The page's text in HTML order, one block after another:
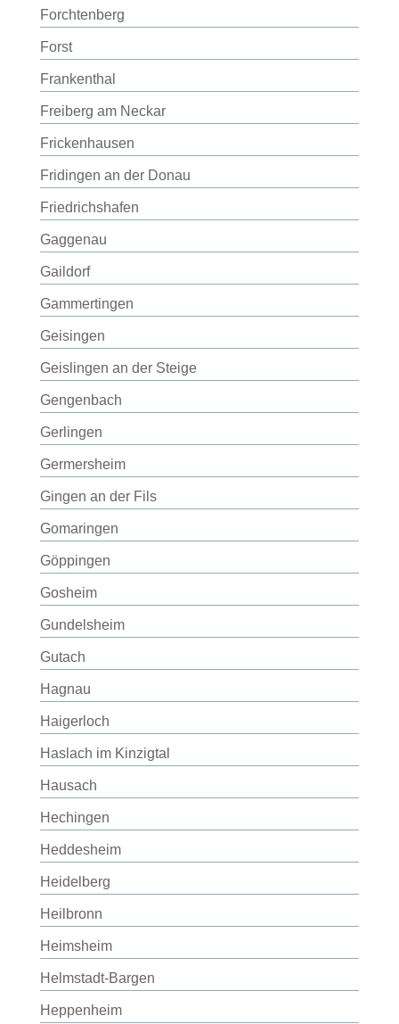
Forchtenberg
Forst
Frankenthal
Freiberg am Neckar
Frickenhausen
Fridingen an der Donau
Friedrichshafen
Gaggenau
Gaildorf
Gammertingen
Geisingen
Geislingen an der Steige
Gengenbach
Gerlingen
Germersheim
Gingen an der Fils
Gomaringen
Göppingen
Gosheim
Gundelsheim
Gutach
Hagnau
Haigerloch
Haslach im Kinzigtal
Hausach
Hechingen
Heddesheim
Heidelberg
Heilbronn
Heimsheim
Helmstadt-Bargen
Heppenheim